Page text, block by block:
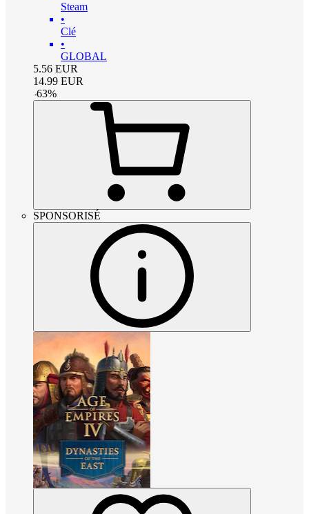
Steam
•
Clé
•
GLOBAL
5.56 EUR
14.99 EUR
-63%
SPONSORISÉ